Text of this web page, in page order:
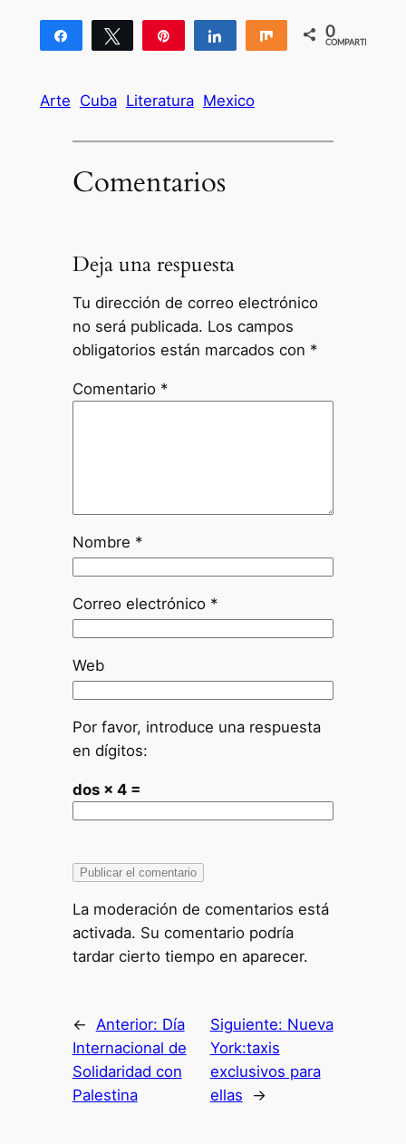
Compartir Twittear Compartir Compartir
0
COMPARTIR
Arte Cuba Literatura Mexico
Comentarios
Deja una respuesta
Tu dirección de correo electrónico
no será publicada. Los campos
obligatorios están marcados con *
Comentario *
Nombre *
Correo electrónico *
Web
Por favor, introduce una respuesta
en dígitos:
dos × 4 =
La moderación de comentarios está
activada. Su comentario podría
tardar cierto tiempo en aparecer.
← Anterior: Día
Internacional de
Solidaridad con
Palestina
Siguiente: Nueva
York:taxis
exclusivos para
ellas
→